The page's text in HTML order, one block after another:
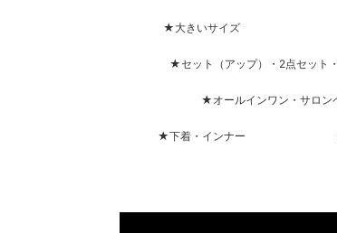
★大きいサイズ
★セット（アップ）・2点セット
★オールインワン・サロン
★下着・インナー